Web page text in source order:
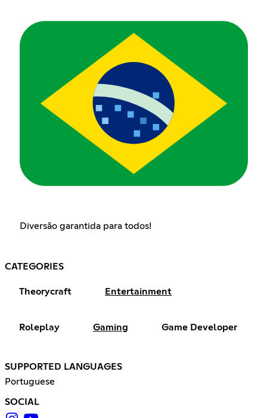
Diversão garantida para todos!
CATEGORIES
Theorycraft Entertainment
Roleplay Gaming Game Developer
SUPPORTED LANGUAGES
Portuguese
SOCIAL